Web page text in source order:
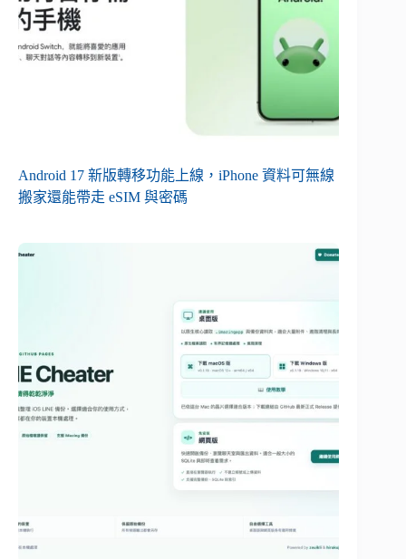
Android 17 新版轉移功能上線，iPhone 資料可無線
搬家還能帶走 eSIM 與密碼